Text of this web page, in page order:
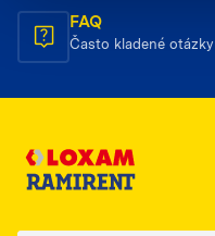
FAQ
Často kladené otázky